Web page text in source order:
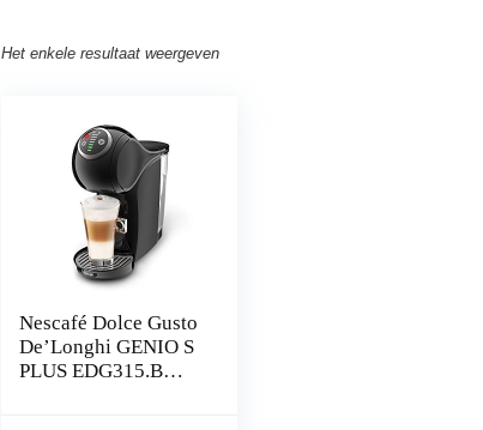
Het enkele resultaat weergeven
Nescafé Dolce Gusto
De’Longhi GENIO S
PLUS EDG315.B